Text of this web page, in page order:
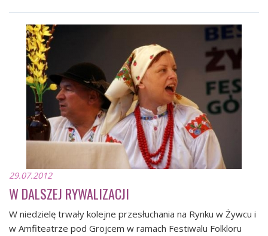
29.07.2012
W DALSZEJ RYWALIZACJI
W niedzielę trwały kolejne przesłuchania na Rynku w Żywcu i
w Amfiteatrze pod Grojcem w ramach Festiwalu Folkloru